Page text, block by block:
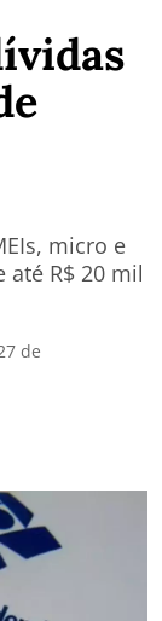
micro e
R$ 20 mil
de